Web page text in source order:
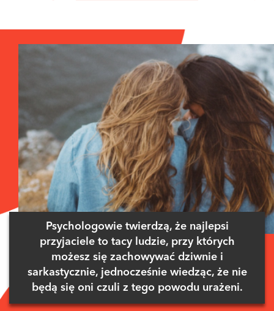
Psychologowie twierdzą, że najlepsi
przyjaciele to tacy ludzie, przy których
możesz się zachowywać dziwnie i
sarkastycznie, jednocześnie wiedząc, że nie
będą się oni czuli z tego powodu urażeni.